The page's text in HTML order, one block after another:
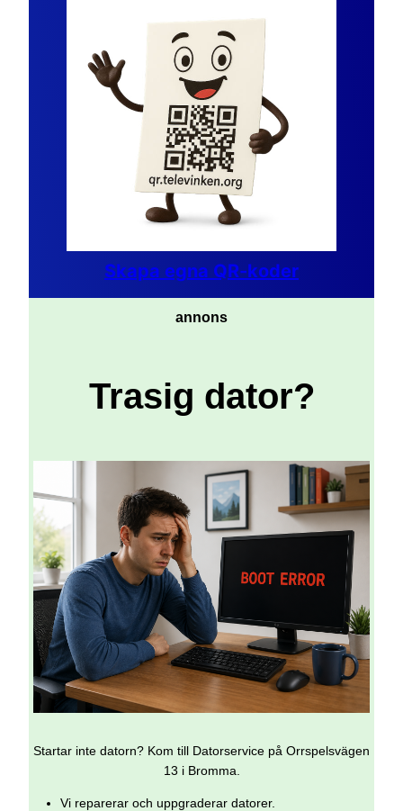
Skapa egna QR-koder
annons
Trasig dator?
Startar inte datorn? Kom till Datorservice på Orrspelsvägen
13 i Bromma.
Vi reparerar och uppgraderar datorer.